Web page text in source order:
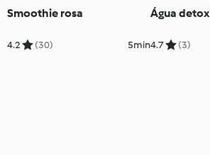
Smoothie rosa
4.2 (30) 5min
Água detox
4.7 (3)